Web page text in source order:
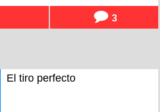
3
El tiro perfecto